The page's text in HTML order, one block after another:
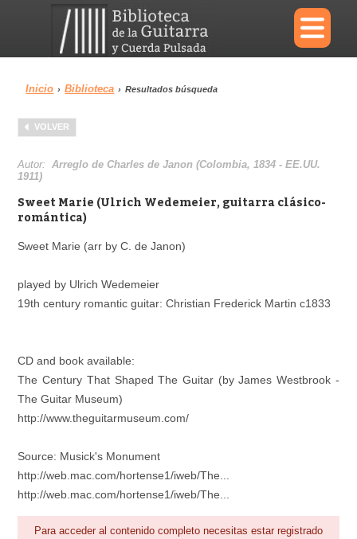
×
Menu
Biblioteca Diccionario
Área personal
Inicio › Biblioteca › Resultados búsqueda
VOLVER
Autor:Arreglo de Charles de Janon (Colombia, 1834 - EE.UU.
1911)
Sweet Marie (Ulrich Wedemeier, guitarra clásico-
romántica)
Sweet Marie (arr by C. de Janon)
played by Ulrich Wedemeier
19th century romantic guitar: Christian Frederick Martin c1833
CD and book available:
The Century That Shaped The Guitar (by James Westbrook -
The Guitar Museum)
http://www.theguitarmuseum.com/
Source: Musick's Monument
http://web.mac.com/hortense1/iweb/The...
http://web.mac.com/hortense1/iweb/The...
Para acceder al contenido completo necesitas estar registrado